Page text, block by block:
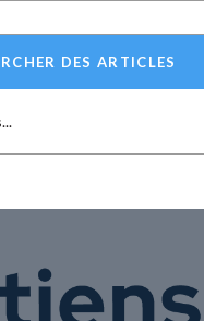
DES ARTICLES